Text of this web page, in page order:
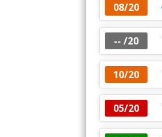
08/20
-- /20
10/20
05/20